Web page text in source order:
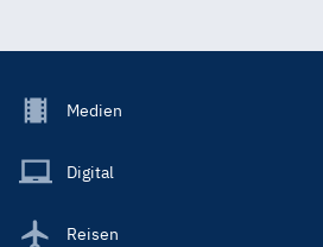
Footer
Main
Medien
Digital
Reisen